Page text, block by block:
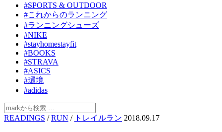
#SPORTS & OUTDOOR
#これからのランニング
#ランニングシューズ
#NIKE
#stayhomestayfit
#BOOKS
#STRAVA
#ASICS
#環境
#adidas
READINGS /RUN / トレイルラン 2018.09.17